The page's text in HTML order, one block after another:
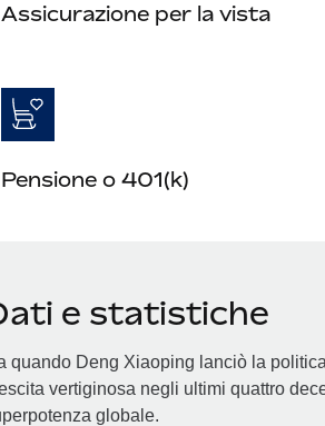
Assicurazione per la vista
Pensione o 401(k)
e statistiche
quando Deng Xiaoping lanciò la
vertiginosa negli ultimi quattro
globale.